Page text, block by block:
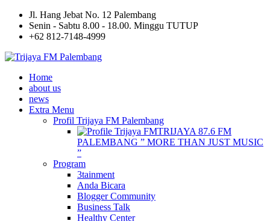
Jl. Hang Jebat No. 12 Palembang
Senin - Sabtu 8.00 - 18.00. Minggu TUTUP
+62 812-7148-4999
Home
about us
news
Extra Menu
Profil Trijaya FM Palembang
TRIJAYA 87.6 FM
PALEMBANG ” MORE THAN JUST MUSIC
”
Program
3tainment
Anda Bicara
Blogger Community
Business Talk
Healthy Center